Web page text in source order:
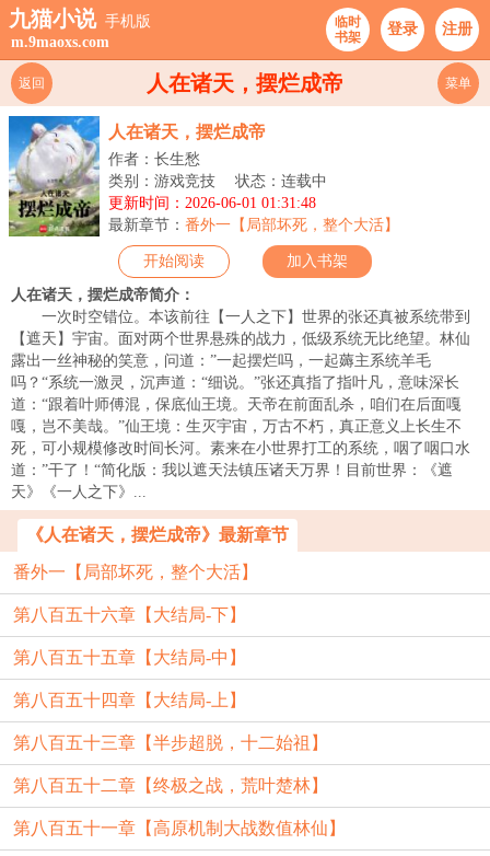
九猫小说 手机版
m.9maoxs.com
临时
书架
登录 注册
人在诸天，摆烂成帝
返回 菜单
人在诸天，摆烂成帝
作者：长生愁
类别：游戏竞技
状态：连载中
更新时间：2026-06-01 01:31:48
最新章节： 番外一【局部坏死，整个大活】
开始阅读 加入书架
人在诸天，摆烂成帝简介：
一次时空错位。本该前往【一人之下】世界的张还真被系统带到
【遮天】宇宙。面对两个世界悬殊的战力，低级系统无比绝望。林仙
露出一丝神秘的笑意，问道：”一起摆烂吗，一起薅主系统羊毛
吗？“系统一激灵，沉声道：“细说。”张还真指了指叶凡，意味深长
道：“跟着叶师傅混，保底仙王境。天帝在前面乱杀，咱们在后面嘎
嘎，岂不美哉。”仙王境：生灭宇宙，万古不朽，真正意义上长生不
死，可小规模修改时间长河。素来在小世界打工的系统，咽了咽口水
道：”干了！“简化版：我以遮天法镇压诸天万界！目前世界：《遮
天》《一人之下》...
《人在诸天，摆烂成帝》最新章节
番外一【局部坏死，整个大活】
第八百五十六章【大结局-下】
第八百五十五章【大结局-中】
第八百五十四章【大结局-上】
第八百五十三章【半步超脱，十二始祖】
第八百五十二章【终极之战，荒叶楚林】
第八百五十一章【高原机制大战数值林仙】